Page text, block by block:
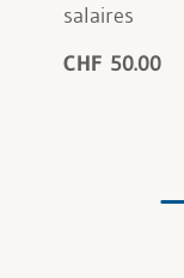
salaires
CHF 50.00